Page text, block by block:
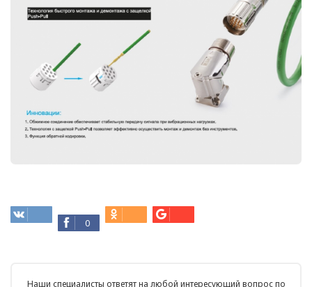
0
Наши специалисты ответят на любой интересующий вопрос по